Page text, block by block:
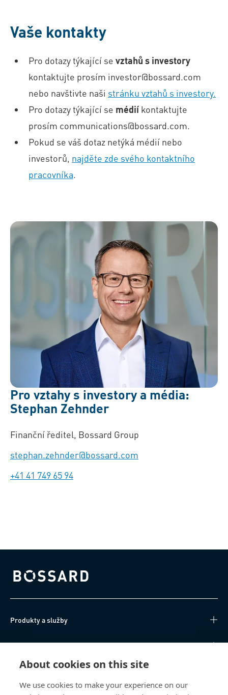
About cookies on this site
We use cookies to make your experience on our
Vaše kontakty
Pro dotazy týkající se vztahů s investory
kontaktujte prosím investor@bossard.com
nebo navštivte naši stránku vztahů s investory.
Pro dotazy týkající se médií kontaktujte
prosím communications@bossard.com.
Pokud se váš dotaz netýká médií nebo
investorů, najděte zde svého kontaktního
pracovníka.
Pro vztahy s investory a média:
Stephan Zehnder
Finanční ředitel, Bossard Group
stephan.zehnder@bossard.com
+41 41 749 65 94
Bossard homepage
Produkty a služby
Technické informace